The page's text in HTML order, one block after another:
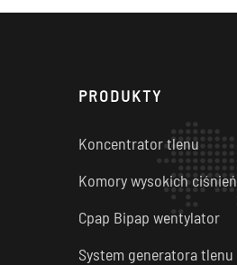
PRODUKTY
Koncentrator tlenu
Komory wysokich ciśnień
Cpap Bipap wentylator
System generatora tlenu